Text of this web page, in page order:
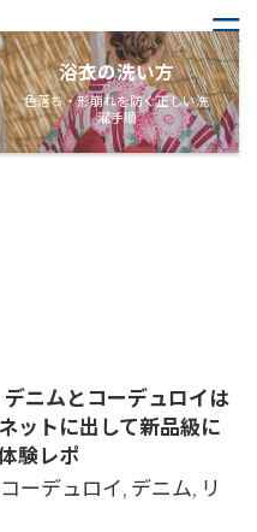
浴衣の洗い方
色落ち・形崩れを防ぐ正しい洗
濯手順
デニムとコーデュロイは
ットに出して新品級に
験レポ
コーデュロイ, デニム, リ